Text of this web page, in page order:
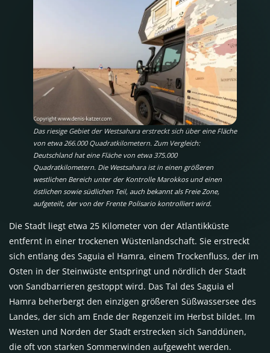
Das riesige Gebiet der Westsahara erstreckt sich über eine Fläche
von etwa 266.000 Quadratkilometern. Zum Vergleich:
Deutschland hat eine Fläche von etwa 375.000
Quadratkilometern. Die Westsahara ist in einen größeren
westlichen Bereich unter der Kontrolle Marokkos und einen
östlichen sowie südlichen Teil, auch bekannt als Freie Zone,
aufgeteilt, der von der Frente Polisario kontrolliert wird.
Die Stadt liegt etwa 25 Kilometer von der Atlantikküste
entfernt in einer trockenen Wüstenlandschaft. Sie erstreckt
sich entlang des Saguia el Hamra, einem Trockenfluss, der im
Osten in der Steinwüste entspringt und nördlich der Stadt
von Sandbarrieren gestoppt wird. Das Tal des Saguia el
Hamra beherbergt den einzigen größeren Süßwassersee des
Landes, der sich am Ende der Regenzeit im Herbst bildet. Im
Westen und Norden der Stadt erstrecken sich Sanddünen,
die oft von starken Sommerwinden aufgeweht werden.